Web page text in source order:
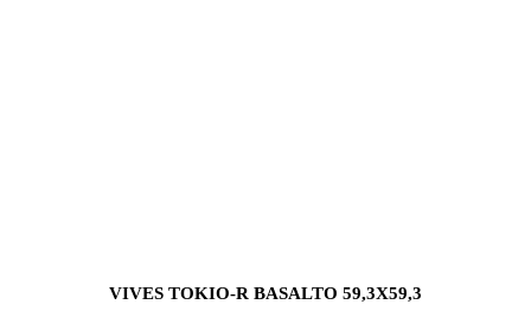
VIVES TOKIO-R BASALTO 59,3X59,3